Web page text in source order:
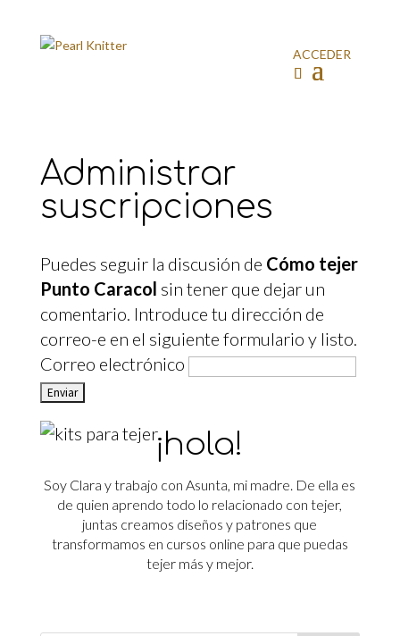
ACCEDER
Administrar
suscripciones
Puedes seguir la discusión de Cómo tejer
Punto Caracol sin tener que dejar un
comentario. Introduce tu dirección de
correo-e en el siguiente formulario y listo.
Correo electrónico
¡hola!
Soy Clara y trabajo con Asunta, mi madre. De ella es
de quien aprendo todo lo relacionado con tejer,
juntas creamos diseños y patrones que
transformamos en cursos online para que puedas
tejer más y mejor.